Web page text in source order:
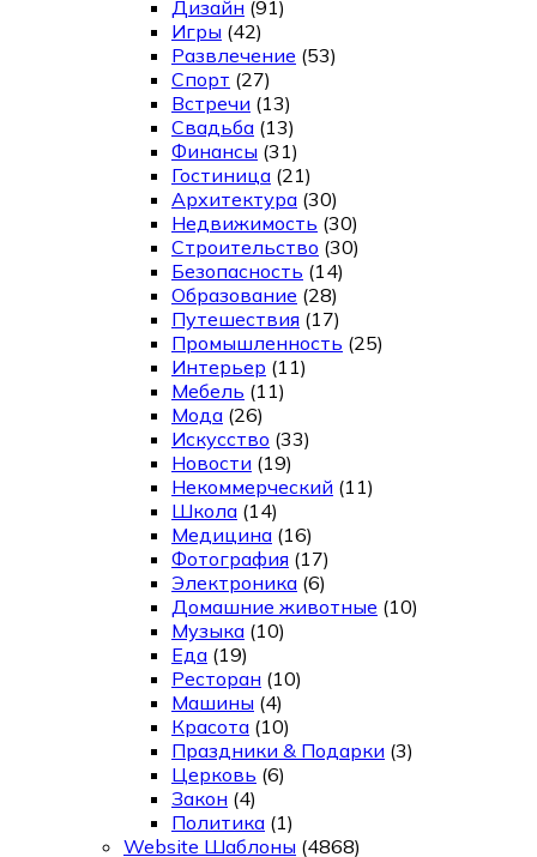
Дизайн (91)
Игры (42)
Развлечение (53)
Спорт (27)
Встречи (13)
Свадьба (13)
Финансы (31)
Гостиница (21)
Архитектура (30)
Недвижимость (30)
Строительство (30)
Безопасность (14)
Образование (28)
Путешествия (17)
Промышленность (25)
Интерьер (11)
Мебель (11)
Мода (26)
Искусство (33)
Новости (19)
Некоммерческий (11)
Школа (14)
Медицина (16)
Фотография (17)
Электроника (6)
Домашние животные (10)
Музыка (10)
Еда (19)
Ресторан (10)
Машины (4)
Красота (10)
Праздники & Подарки (3)
Церковь (6)
Закон (4)
Политика (1)
Website Шаблоны (4868)